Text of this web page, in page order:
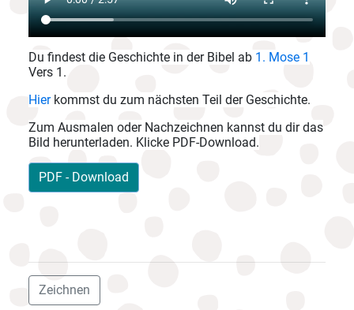
Du findest die Geschichte in der Bibel ab 1. Mose 1
Vers 1.
Hierkommst du zum nächsten Teil der Geschichte.
Zum Ausmalen oder Nachzeichnen kannst du dir das
Bild herunterladen. Klicke PDF-Download.
PDF - Download
Zeichnen